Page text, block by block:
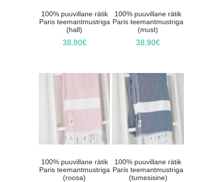
100% puuvillane rätik
Paris teemantmustriga
(hall)
38.90€
100% puuvillane rätik
Paris teemantmustriga
(must)
38.90€
100% puuvillane rätik
Paris teemantmustriga
(roosa)
100% puuvillane rätik
Paris teemantmustriga
(tumesisine)